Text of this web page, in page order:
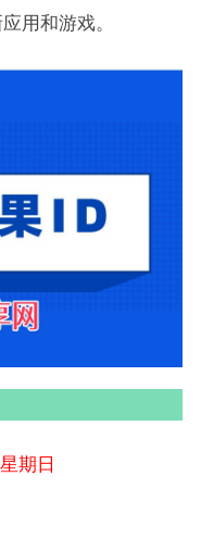
用和游戏。
期日